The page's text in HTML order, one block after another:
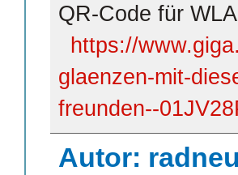
QR-Code für
https://
glaenzen-mit-
freunden--
Autor: